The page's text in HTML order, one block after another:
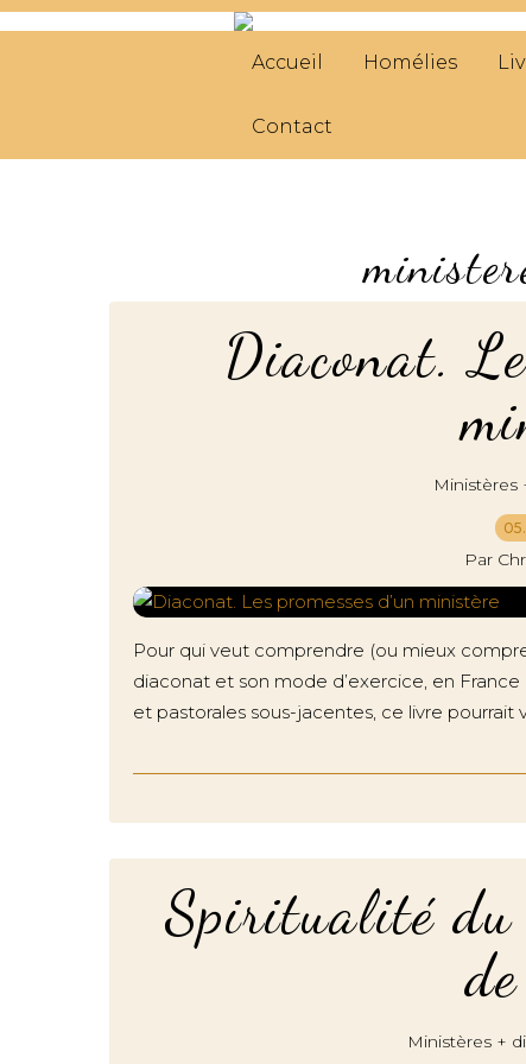
Accueil Homélies
Contact
Diaconat.
Ministères
Par
Pour qui veut comprendre (ou mieux
diaconat et son mode d’exercice, en
et pastorales sous-jacentes, ce livre pourrait
Spiritualité du
Ministères +